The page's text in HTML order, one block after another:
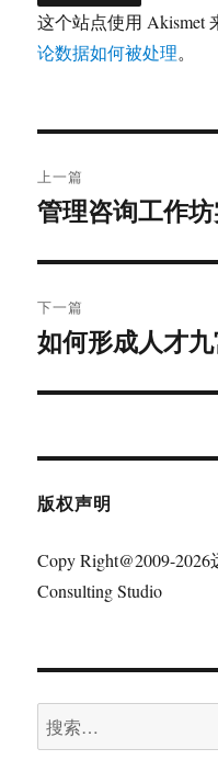
这个站点使用 Akismet
论数据如何被处理。
章
航
上一篇
上
文
章：
管理咨询工作
下一篇
下
文
如何形成人才
版权声明
Copy Right@2009-
Consulting Studio
搜
索：